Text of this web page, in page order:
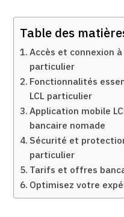
Table des
Accès et connexion
particulier
Fonctionnalités
LCL particulier
Application mobile
bancaire nomade
Sécurité et
particulier
Tarifs et offres
Optimisez votre